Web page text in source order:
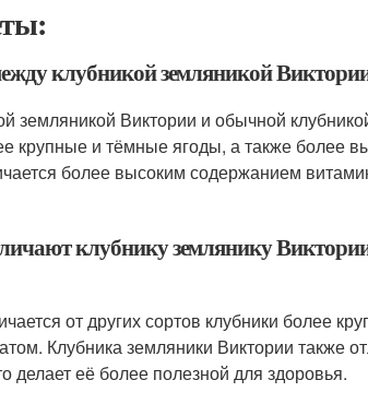
клубникой земляникой
земляникой Виктории и обычной
крупные и тёмные ягоды, а также более
более высоким содержанием
клубнику землянику
от других сортов клубники более
Клубника земляники Виктории также
её более полезной для здоровья.